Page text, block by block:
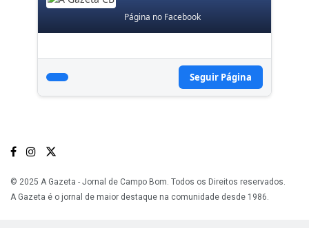
Página no Facebook
Seguir Página
© 2025 A Gazeta - Jornal de Campo Bom. Todos os Direitos reservados.
A Gazeta é o jornal de maior destaque na comunidade desde 1986.